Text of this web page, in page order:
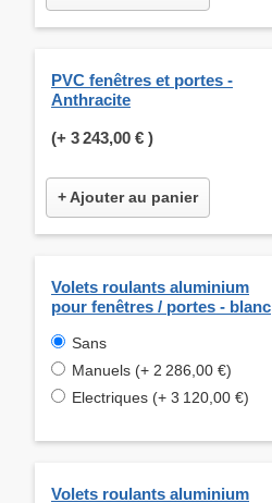
PVC fenêtres et portes -
Anthracite
(+ 3 243,00 € )
+ Ajouter au panier
Volets roulants aluminium
pour fenêtres / portes - blanc
Sans
Manuels (+ 2 286,00 €)
Electriques (+ 3 120,00 €)
Volets roulants aluminium